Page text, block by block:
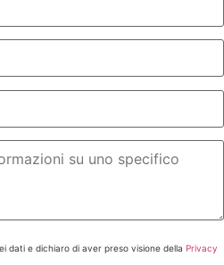
dati e dichiaro di aver preso visione della Privacy